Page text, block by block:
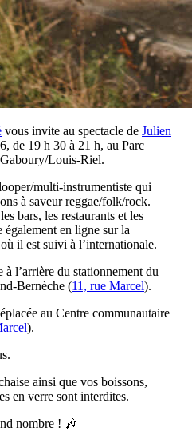
vous invite au spectacle de Julien
de 19 h 30 à 21 h, au Parc
Louis-Riel.
multi-instrumentiste qui
à saveur reggae/folk/rock.
bars, les restaurants et les
en ligne sur la
il est suivi à l’internationale.
à l’arrière du stationnement du
Bernèche (11, rue Marcel).
au Centre communautaire
).
ainsi que vos boissons,
en verre sont interdites.
nombre ! 🎶